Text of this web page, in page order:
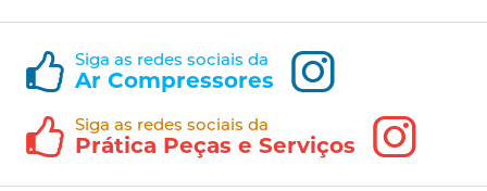
Siga as redes sociais da
Ar Compressores
Siga as redes sociais da
Prática Peças e Serviços